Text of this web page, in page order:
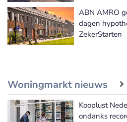
ABN AMRO
dagen
ZekerStarten
Woningmarkt nieuws
Kooplust
ondanks